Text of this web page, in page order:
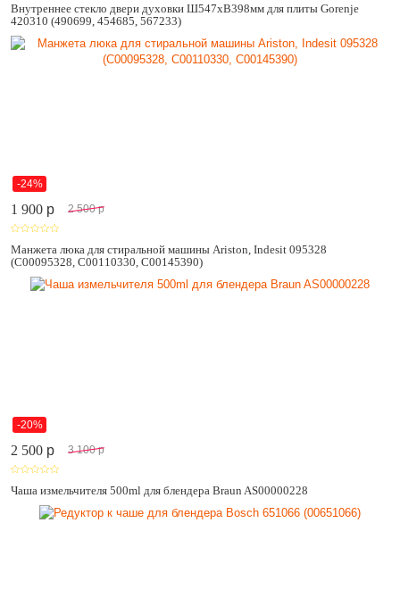
Внутреннее стекло двери духовки Ш547хВ398мм для плиты Gorenje
420310 (490699, 454685, 567233)
-24%
1 900 p 2 500 p
Манжета люка для стиральной машины Ariston, Indesit 095328
(C00095328, C00110330, C00145390)
-20%
2 500 p 3 100 p
Чаша измельчителя 500ml для блендера Braun AS00000228